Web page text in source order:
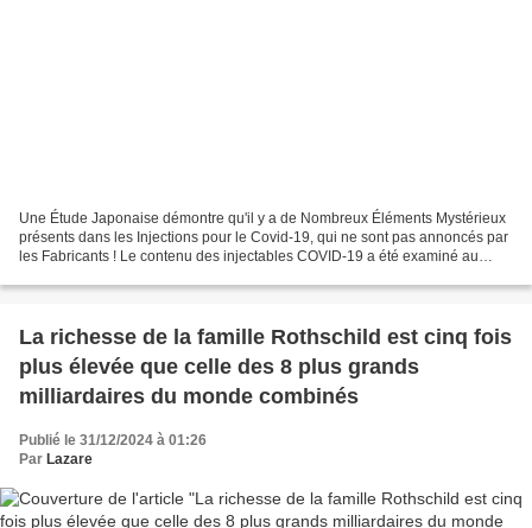
Une Étude Japonaise démontre qu'il y a de Nombreux Éléments Mystérieux
présents dans les Injections pour le Covid-19, qui ne sont pas annoncés par
les Fabricants ! Le contenu des injectables COVID-19 a été examiné au
La richesse de la famille Rothschild est cinq fois
plus élevée que celle des 8 plus grands
milliardaires du monde combinés
Publié le 31/12/2024 à 01:26
Par Lazare